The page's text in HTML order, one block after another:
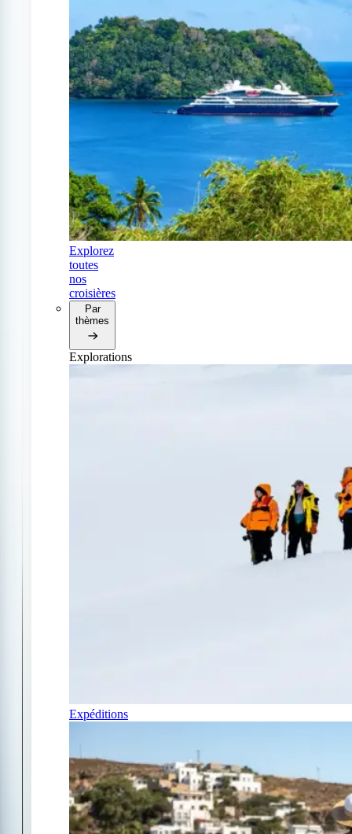
Explorez
toutes
nos
croisières
Par
thèmes
Explorations
Expéditions